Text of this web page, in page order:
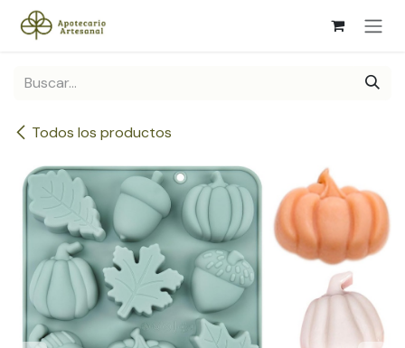
Ir al contenido
Todos los productos